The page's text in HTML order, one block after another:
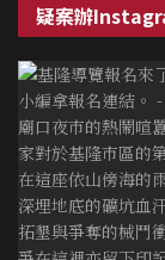
疑案辦